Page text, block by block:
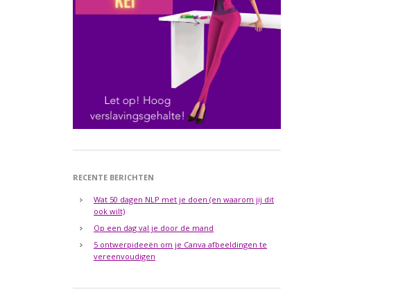
RECENTE BERICHTEN
Wat 50 dagen NLP met je doen (en waarom jij dit
ook wilt)
Op een dag val je door de mand
5 ontwerpideeën om je Canva afbeeldingen te
vereenvoudigen